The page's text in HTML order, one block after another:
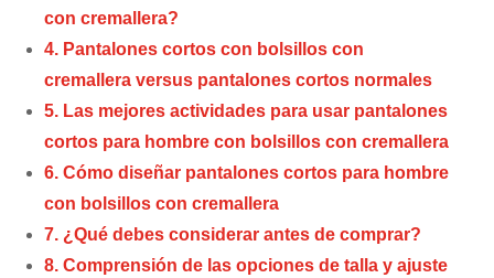
con cremallera?
4. Pantalones cortos con bolsillos con
cremallera versus pantalones cortos normales
5. Las mejores actividades para usar pantalones
cortos para hombre con bolsillos con cremallera
6. Cómo diseñar pantalones cortos para hombre
con bolsillos con cremallera
7. ¿Qué debes considerar antes de comprar?
8. Comprensión de las opciones de talla y ajuste